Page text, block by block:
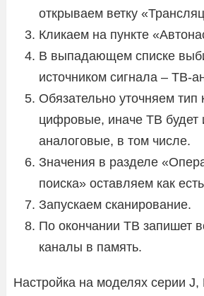
открываем ветку
Кликаем на пункте
В выпадающем списке
источником сигнала – ТВ-
Обязательно уточняем тип
цифровые, иначе ТВ будет
аналоговые, в том числе.
Значения в разделе
поиска» оставляем как
Запускаем сканирование.
По окончании ТВ запишет
каналы в память.
Настройка на моделях серии J,